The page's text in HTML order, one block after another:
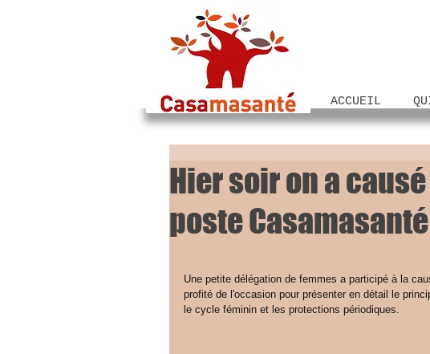
ACCUEIL
Hier soir on a
poste
Une petite délégation de femmes a participé à la
profité de l'occasion pour présenter en détail le
le cycle féminin et les protections périodiques.